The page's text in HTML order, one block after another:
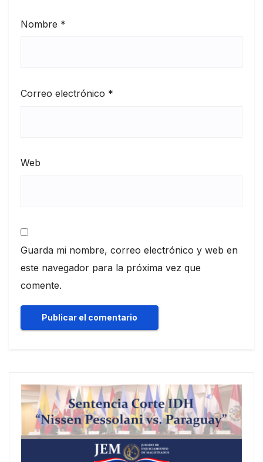
Nombre *
Correo electrónico *
Web
Guarda mi nombre, correo electrónico y web en
este navegador para la próxima vez que
comente.